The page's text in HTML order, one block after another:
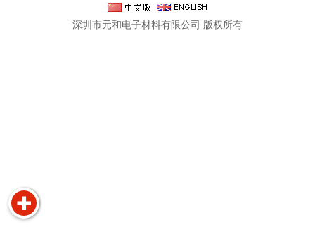
深圳市元和电子材料有限公司 版权所有